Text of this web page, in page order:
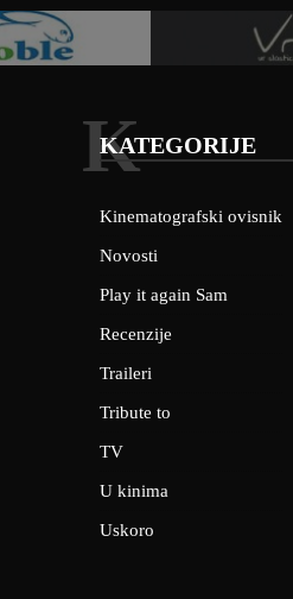
KATEGORIJE
K
Kinematografski ovisnik
Novosti
Play it again Sam
Recenzije
Traileri
Tribute to
TV
U kinima
Uskoro